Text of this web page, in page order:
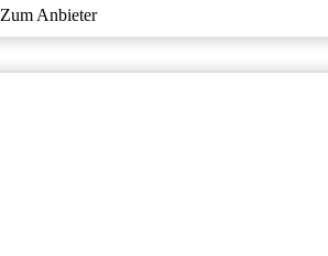
Zum Anbieter